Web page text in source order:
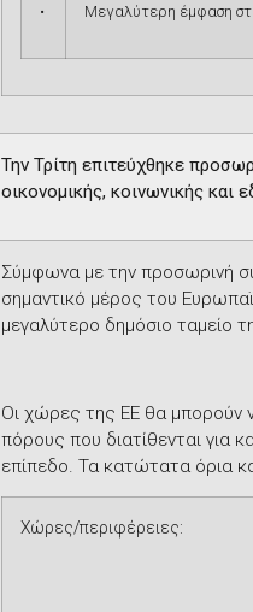
• Μεγαλύτερη έμφαση
Την Τρίτη επιτεύχθηκε
οικονομικής, κοινωνικής και
Σύμφωνα με την προσωρινή
σημαντικό μέρος του
μεγαλύτερο δημόσιο ταμείο
Οι χώρες της ΕΕ θα μπορούν
πόρους που διατίθενται για
επίπεδο. Τα κατώτατα όρια
Χώρες/περιφέρειες: